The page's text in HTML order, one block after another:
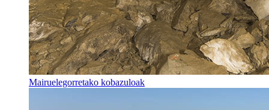
Mairuelegorretako kobazuloak